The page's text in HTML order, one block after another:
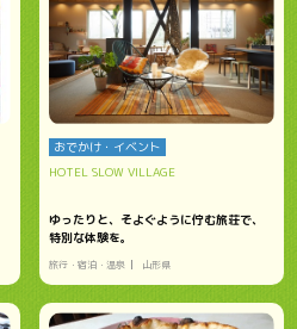
おでかけ・イベント
HOTEL SLOW VILLAGE
ゆったりと、そよぐように佇む旅荘で、
特別な体験を。
旅行・宿泊・温泉 山形県